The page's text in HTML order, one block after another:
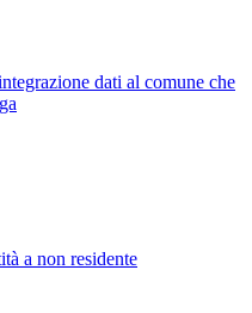
dati al comune che
a non residente